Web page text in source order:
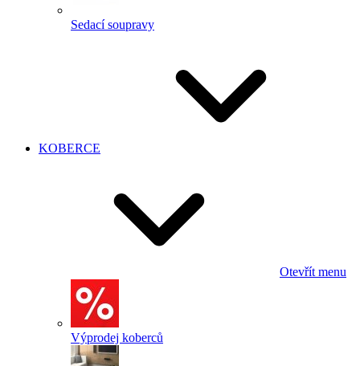
Sedací soupravy
KOBERCE
Otevřít menu
Výprodej koberců